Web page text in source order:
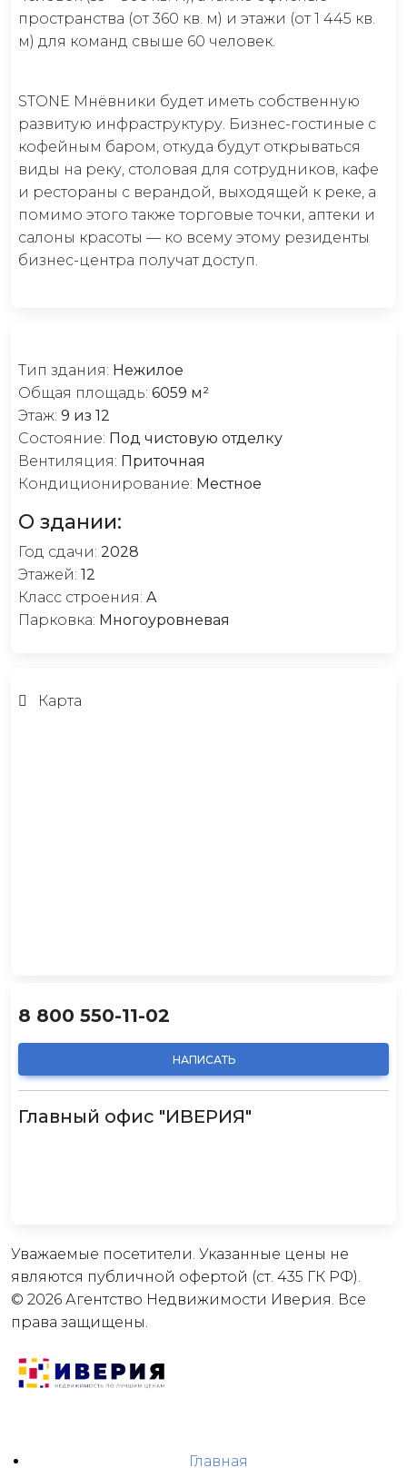
пространства (от 360 кв. м) и этажи (от 1 445 кв.
м) для команд свыше 60 человек.
STONE Мнёвники будет иметь собственную
развитую инфраструктуру. Бизнес-гостиные с
кофейным баром, откуда будут открываться
виды на реку, столовая для сотрудников, кафе
и рестораны с верандой, выходящей к реке, а
помимо этого также торговые точки, аптеки и
салоны красоты — ко всему этому резиденты
бизнес-центра получат доступ.
Тип здания: Нежилое
Общая площадь: 6059 м²
Этаж: 9 из 12
Состояние: Под чистовую отделку
Вентиляция: Приточная
Кондиционирование: Местное
О здании:
Год сдачи: 2028
Этажей: 12
Класс строения: A
Парковка: Многоуровневая
Карта
8 800 550-11-02
НАПИСАТЬ
Главный офис "ИВЕРИЯ"
Уважаемые посетители. Указанные цены не
являются публичной офертой (ст. 435 ГК РФ).
© 2026 Агентство Недвижимости Иверия. Все
права защищены.
Главная